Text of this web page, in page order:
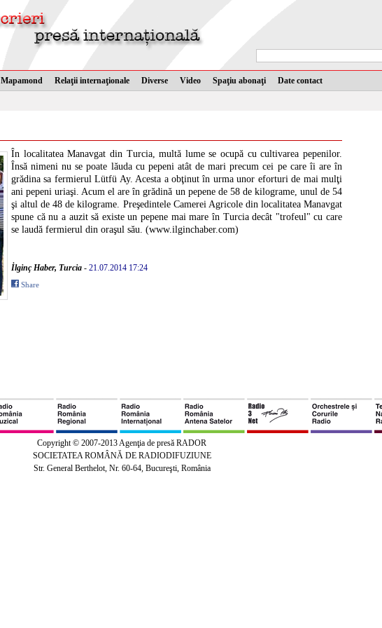
Mapamond Relaţii internaţionale Diverse Video Spaţiu abonaţi Date contact
În localitatea Manavgat din Turcia, multă lume se ocupă cu cultivarea pepenilor.
Însă nimeni nu se poate lăuda cu pepeni atât de mari precum cei pe care îi are în
grădina sa fermierul Lütfü Ay. Acesta a obţinut în urma unor eforturi de mai mulţi
ani pepeni uriaşi. Acum el are în grădină un pepene de 58 de kilograme, unul de 54
şi altul de 48 de kilograme. Preşedintele Camerei Agricole din localitatea Manavgat
spune că nu a auzit să existe un pepene mai mare în Turcia decât "trofeul" cu care
se laudă fermierul din oraşul său. (www.ilginchaber.com)
İlginç Haber, Turcia - 21.07.2014 17:24
Share
Copyright © 2007-2013 Agenţia de presă RADOR
SOCIETATEA ROMÂNĂ DE RADIODIFUZIUNE
Str. General Berthelot, Nr. 60-64, Bucureşti, România